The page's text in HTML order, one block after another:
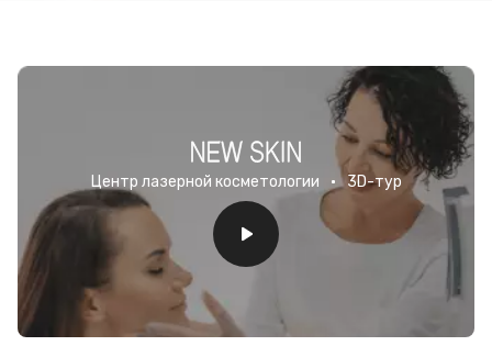
Центр лазерной косметологии 3D-тур